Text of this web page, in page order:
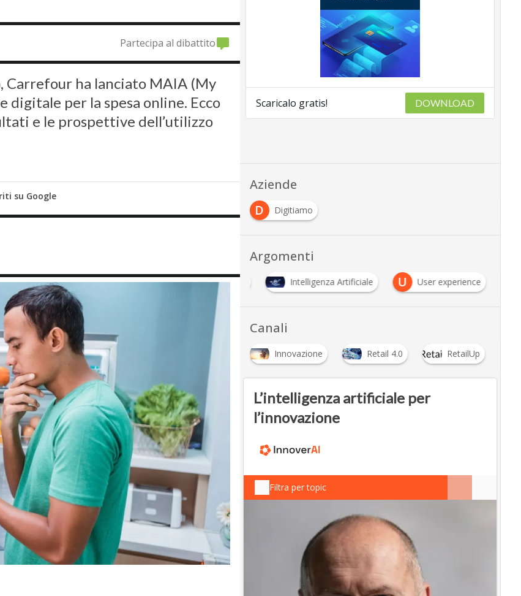
Partecipa al dibattito
Carrefour ha lanciato MAIA (My
per la spesa online. Ecco
e le prospettive dell’utilizzo
su Google
Scaricalo gratis! DOWNLOAD
Aziende
D
Digitiamo
Argomenti
G
GDO Intelligenza Artificiale U User experience
Canali
Innovazione Retail 4.0 RetailUp
L’intelligenza artificiale per
l’innovazione
Filtra per topic